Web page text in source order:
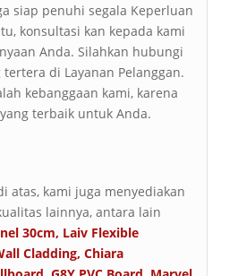
siap penuhi segala Keperluan
konsultasi kan kepada kami
Anda. Silahkan hubungi
di Layanan Pelanggan.
kebanggaan kami, karena
terbaik untuk Anda.
atas, kami juga menyediakan
lainnya, antara lain
30cm, Laiv Flexible
Cladding, Chiara